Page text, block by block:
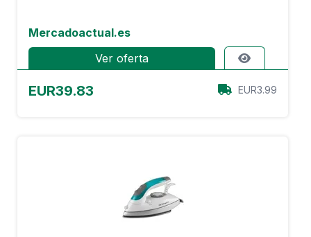
Mercadoactual.es
Ver oferta
EUR39.83 EUR3.99